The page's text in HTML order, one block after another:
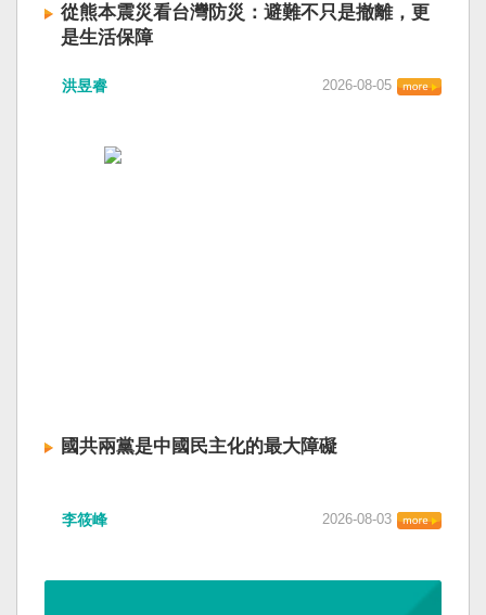
從熊本震災看台灣防災：避難不只是撤離，更
是生活保障
洪昱睿 2026-08-05
國共兩黨是中國民主化的最大障礙
李筱峰 2026-08-03